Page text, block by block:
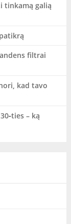
tinkamą galią
filtrai
kad tavo
– ką